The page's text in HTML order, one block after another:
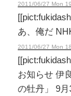
2011/06/27 Mon
あ、俺だ
2011/06/27 Mon
お知らせ 伊
の牡丹」 9